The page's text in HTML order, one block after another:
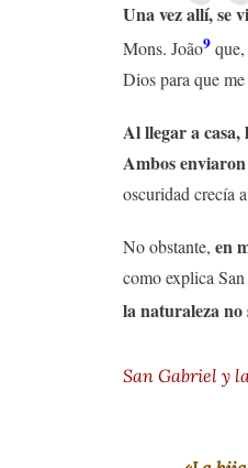
Una vez allí, se
Mons. João9
Dios para que
Al llegar a casa,
Ambos enviaron
oscuridad crecía
No obstante, en
como explica
la naturaleza
San Gabriel y